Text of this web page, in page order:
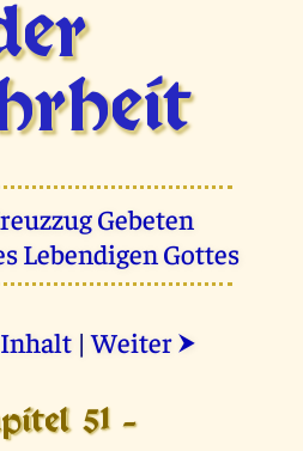
Gebeten
Lebendigen Gottes
Inhalt |Weiter ⮞
51 -